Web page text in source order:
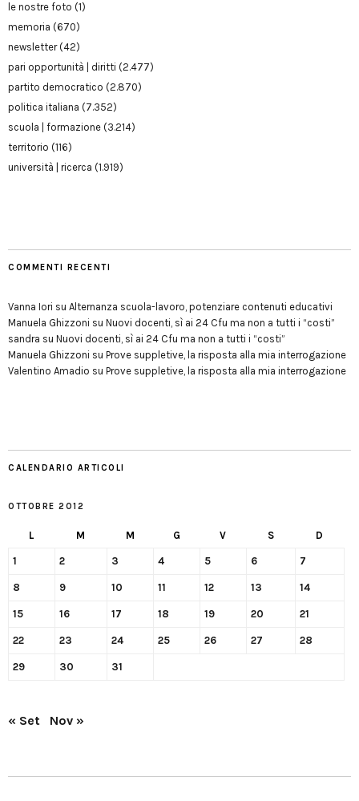
le nostre foto (1)
memoria (670)
newsletter(42)
pari opportunità | diritti (2.477)
partito democratico (2.870)
politica italiana (7.352)
scuola | formazione (3.214)
territorio (116)
università | ricerca (1.919)
COMMENTI RECENTI
Vanna Iori su Alternanza scuola-lavoro, potenziare contenuti educativi
Manuela Ghizzoni su Nuovi docenti, sì ai 24 Cfu ma non a tutti i “costi”
sandra su Nuovi docenti, sì ai 24 Cfu ma non a tutti i “costi”
Manuela Ghizzoni su Prove suppletive, la risposta alla mia interrogazione
Valentino Amadio su Prove suppletive, la risposta alla mia interrogazione
CALENDARIO ARTICOLI
OTTOBRE 2012
L M M G V S D
1 2 3 4 5 6 7
8 9 10 11 12 13 14
15 16 17 18 19 20 21
22 23 24 25 26 27 28
29 30 31
« Set Nov »